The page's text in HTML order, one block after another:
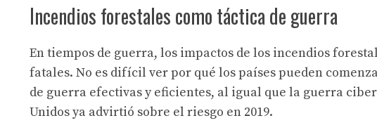
Incendios forestales como táctica de guerra
En tiempos de guerra, los impactos de los incendios
fatales. No es difícil ver por qué los países pueden
de guerra efectivas y eficientes, al igual que la guerra
Unidos ya advirtió sobre el riesgo en 2019.